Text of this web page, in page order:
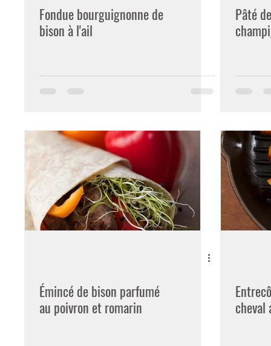
Fondue bourguignonne de
bison à l'ail
Pâté
Émincé de bison parfumé
au poivron et romarin
cheval